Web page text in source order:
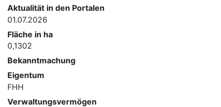
Aktualität in den Portalen
01.07.2026
Fläche in ha
0,1302
Bekanntmachung
Eigentum
FHH
Verwaltungsvermögen